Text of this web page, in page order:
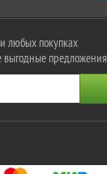
любых покупках
предложения